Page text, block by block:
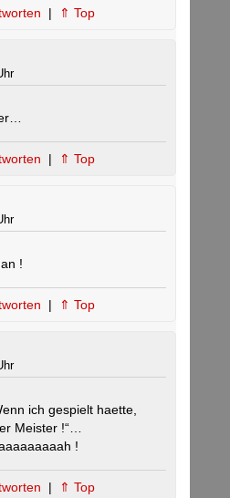
| ⇑ Top
| ⇑ Top
!
| ⇑ Top
ich gespielt haette,
Meister !“…
!
| ⇑ Top